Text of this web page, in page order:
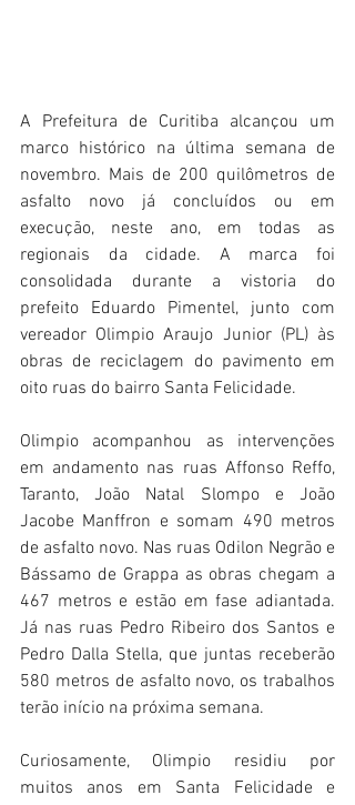
A Prefeitura de Curitiba alcançou um
marco histórico na última semana de
novembro. Mais de 200 quilômetros de
asfalto novo já concluídos ou em
execução, neste ano, em todas as
regionais da cidade. A marca foi
consolidada durante a vistoria do
prefeito Eduardo Pimentel, junto com
vereador Olimpio Araujo Junior (PL) às
obras de reciclagem do pavimento em
oito ruas do bairro Santa Felicidade.
Olimpio acompanhou as intervenções
em andamento nas ruas Affonso Reffo,
Taranto, João Natal Slompo e João
Jacobe Manffron e somam 490 metros
de asfalto novo. Nas ruas Odilon Negrão e
Bássamo de Grappa as obras chegam a
467 metros e estão em fase adiantada.
Já nas ruas Pedro Ribeiro dos Santos e
Pedro Dalla Stella, que juntas receberão
580 metros de asfalto novo, os trabalhos
terão início na próxima semana.
Curiosamente, Olimpio residiu por
muitos anos em Santa Felicidade e